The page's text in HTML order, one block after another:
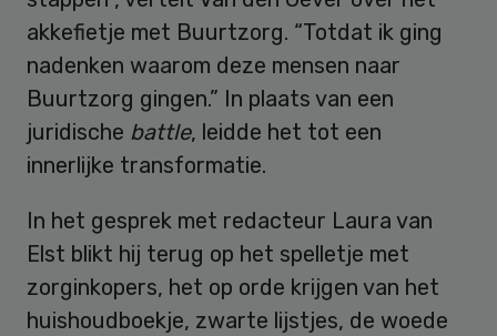
akkefietje met Buurtzorg. “Totdat ik ging
nadenken waarom deze mensen naar
Buurtzorg gingen.” In plaats van een
juridische battle, leidde het tot een
innerlijke transformatie.
In het gesprek met redacteur Laura van
Elst blikt hij terug op het spelletje met
zorginkopers, het op orde krijgen van het
huishoudboekje, zwarte lijstjes, de woede